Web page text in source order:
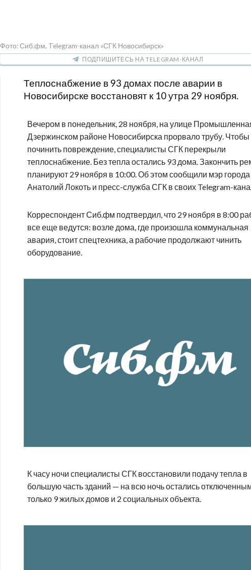
Фото: Сиб.фм, Telegram-канал «СГК Новосибирск»
ПОДПИШИТЕСЬ НА TELEGRAM-КАНАЛ
Теплоснабжение в 93 домах после аварии в
Новосибирске восстановят к 10 утра 29 ноября.
Вечером в понедельник, 28 ноября, на улице
Дзержинском районе Новосибирска прорвало трубу. Чтобы
починить повреждение, специалисты СГК перекрыли
теплоснабжение. Без тепла остались 93 дома. Закончить
планируют 29 ноября в 10:00. Об этом сообщили мэр города
Анатолий Локоть и пресс-служба СГК в своих Telegram-
Корреспондент Сиб.фм подтвердил, что 29 ноября в 8:00
все еще ведутся: возле дома, где произошла коммунальная
авария, стоит спецтехника, а рабочие продолжают чинить
оборудование.
К часу ночи специалисты СГК восстановили подачу тепла в
большую часть зданий — на всю ночь остались
только 9 жилых домов и 2 социальных объекта.